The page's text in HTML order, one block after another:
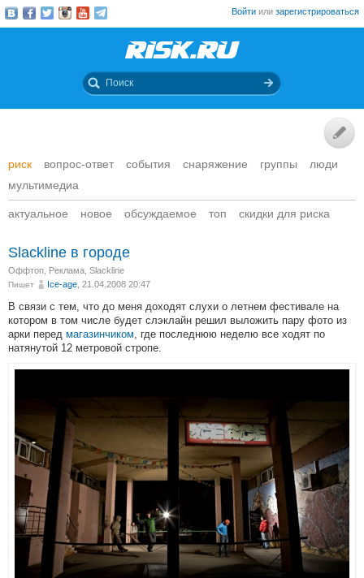
Войти или зарегистрироваться
риск вопрос-ответ события снаряжение группы
люди
мультимедиа
актуальное новое обсуждаемое топ скидки для риска
Slackline в городе
Оффтоп Реклама Slackline
Пишет Ice-age , 21.04.2008 20:47
В связи с тем, что до меня доходят слухи о летнем фестивале на
котором в том числе будет слэклайн решил выложить пару фото из
арки перед магазинчиком, где последнюю неделю все ходят по
натянутой 12 метровой стропе.